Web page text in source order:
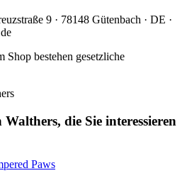
9 · 78148 Gütenbach · DE ·
Shop bestehen gesetzliche
die Sie interessieren